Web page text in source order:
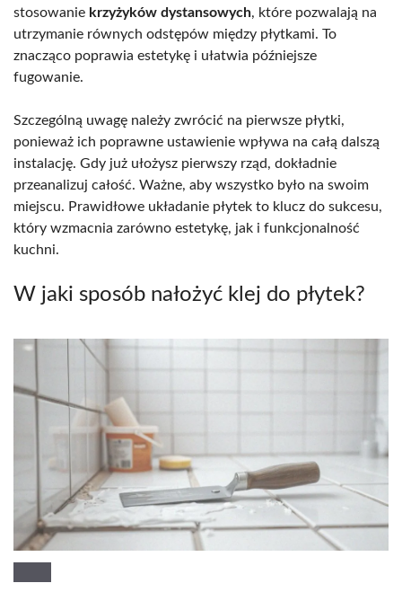
stosowanie krzyżyków dystansowych, które pozwalają na
utrzymanie równych odstępów między płytkami. To
znacząco poprawia estetykę i ułatwia późniejsze
fugowanie.
Szczególną uwagę należy zwrócić na pierwsze płytki,
ponieważ ich poprawne ustawienie wpływa na całą dalszą
instalację. Gdy już ułożysz pierwszy rząd, dokładnie
przeanalizuj całość. Ważne, aby wszystko było na swoim
miejscu. Prawidłowe układanie płytek to klucz do sukcesu,
który wzmacnia zarówno estetykę, jak i funkcjonalność
kuchni.
W jaki sposób nałożyć klej do płytek?